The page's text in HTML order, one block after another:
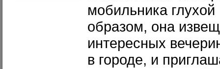
мобильника
образом, она
интересных
в городе, и